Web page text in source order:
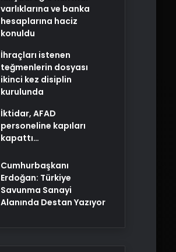
varlıklarına ve banka
hesaplarına haciz
konuldu
İhraçları istenen
teğmenlerin dosyası
ikinci kez disiplin
kurulunda
İktidar, AFAD
personeline kapıları
kapattı…
Cumhurbaşkanı
Erdoğan: Türkiye
Savunma Sanayi
Alanında Destan Yazıyor